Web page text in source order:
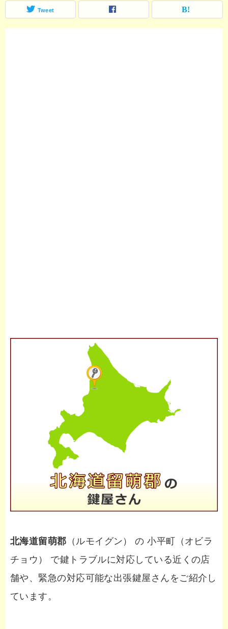
Tweet
北海道留萌郡 （ルモイグン） の 小平町（オビラ
チョウ） で鍵トラブルに対応している近くの店
舗や、緊急の対応可能な出張鍵屋さんをご紹介し
ています。